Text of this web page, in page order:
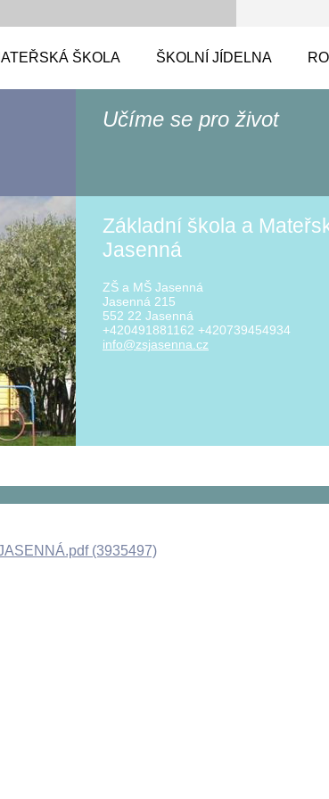
ŠKOLA ŠKOLNÍ JÍDELNA
Učíme se pro život
Základní škola a
Jasenná
ZŠ a MŠ Jasenná
Jasenná 215
552 22 Jasenná
+420491881162 +420739454934
info@zsjasenna.cz
(3935497)